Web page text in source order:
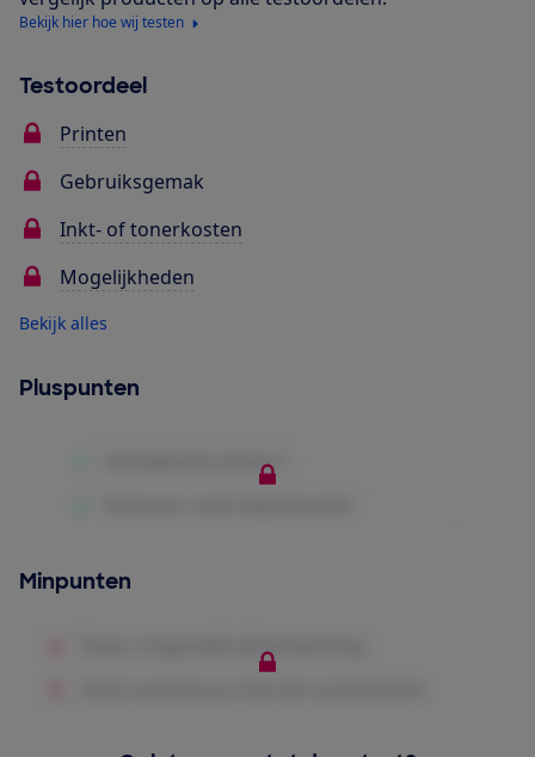
Bekijk hier hoe wij testen
Testoordeel
Printen
Gebruiksgemak
Inkt- of tonerkosten
Mogelijkheden
Bekijk alles
Pluspunten
Minpunten